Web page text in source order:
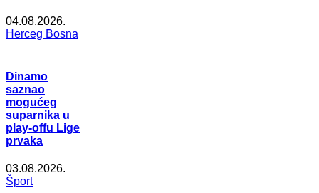
04.08.2026.
Herceg Bosna
Dinamo
saznao
mogućeg
suparnika u
play-offu Lige
prvaka
03.08.2026.
Šport